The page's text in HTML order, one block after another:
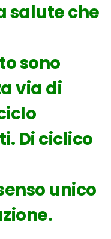
salute che
sono
via di
Di ciclico
unico